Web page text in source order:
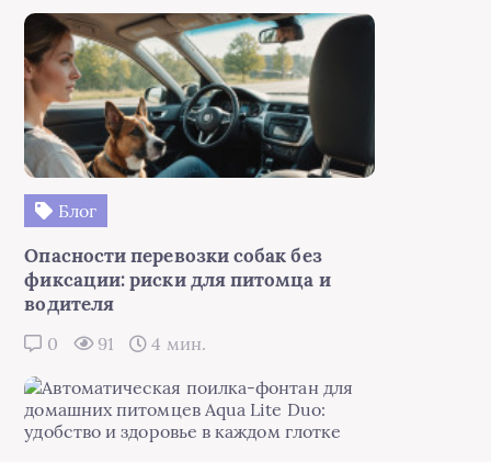
Блог
Опасности перевозки собак без
фиксации: риски для питомца и
водителя
0 91 4 мин.